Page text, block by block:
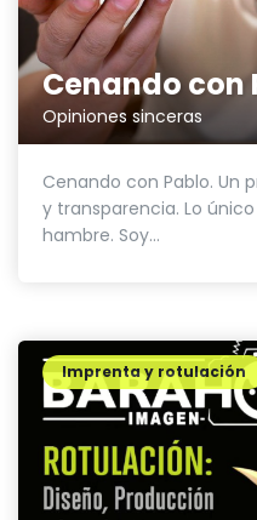
Cenando con
Opiniones sinceras
Cenando con Pablo. Un
y transparencia. Lo
hambre. Soy...
Imprenta y rotulación